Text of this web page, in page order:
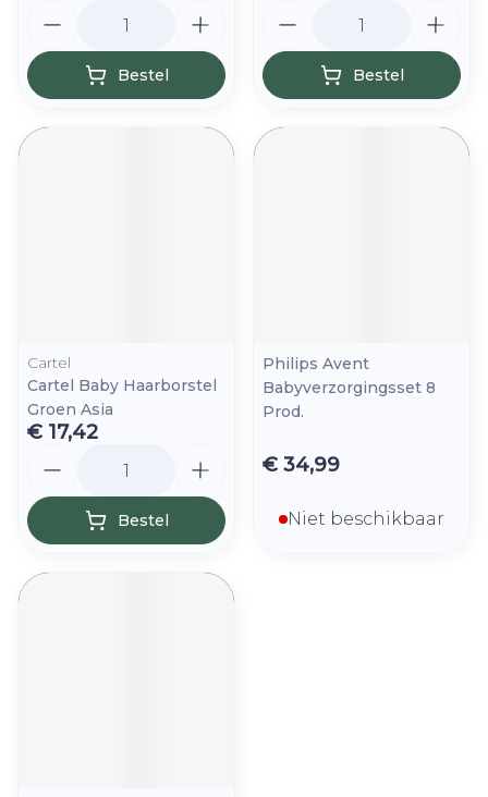
Bestel Bestel
Cartel
Cartel Baby Haarborstel
Groen Asia
€ 17,42
Bestel
Philips Avent
Babyverzorgingsset 8
Prod.
€ 34,99
Niet beschikbaar